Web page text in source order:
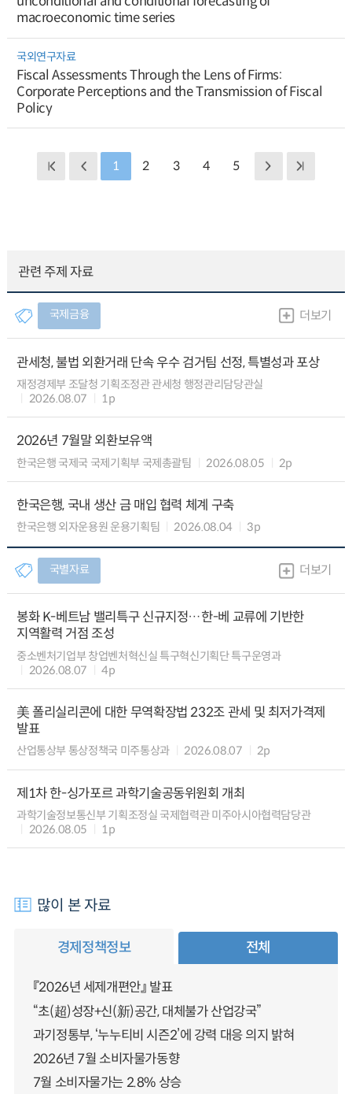
macroeconomic time series
국외연구자료
Fiscal Assessments Through the Lens of Firms:
Corporate Perceptions and the Transmission of Fiscal
Policy
1 2 3 4 5
관련 주제 자료
국제금융 더보기
관세청, 불법 외환거래 단속 우수 검거팀 선정, 특별성과 포상
재정경제부 조달청 기획조정관 관세청 행정관리담당관실
2026.08.07
1p
2026년 7월말 외환보유액
한국은행 국제국 국제기획부 국제총괄팀 2026.08.05 2p
한국은행, 국내 생산 금 매입 협력 체계 구축
한국은행 외자운용원 운용기획팀 2026.08.04 3p
국별자료 더보기
봉화 K-베트남 밸리특구 신규지정…한-베 교류에 기반한
지역활력 거점 조성
중소벤처기업부 창업벤처혁신실 특구혁신기획단 특구운영과
2026.08.07
4p
美 폴리실리콘에 대한 무역확장법 232조 관세 및 최저가격제
발표
산업통상부 통상정책국 미주통상과 2026.08.07 2p
제1차 한-싱가포르 과학기술공동위원회 개최
과학기술정보통신부 기획조정실 국제협력관 미주아시아협력담당관
2026.08.05
1p
많이 본 자료
경제정책정보 전체
『2026년 세제개편안』 발표
“초(超)성장+신(新)공간, 대체불가 산업강국”
과기정통부, ‘누누티비 시즌2’에 강력 대응 의지 밝혀
2026년 7월 소비자물가동향
7월 소비자물가는 2.8% 상승